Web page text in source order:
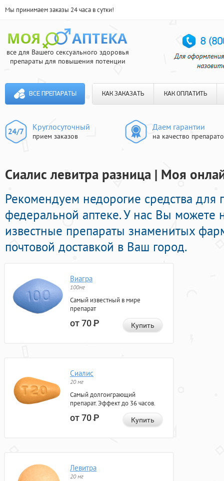
Мы принимаем заказы 24 часа в сутки!
все для Вашего сексуального здоровья
препараты для повышения потенции
ВСЕ ПРЕПАРАТЫ КАК ЗАКАЗАТЬ КАК ОПЛАТИТЬ
Круглосуточный
прием заказов
Даем гарантии
на качество
Сиалис левитра разница | Моя
Рекомендуем недорогие средства для
федеральной аптеке. У нас Вы можете
известные препараты знаменитых
почтовой доставкой в Ваш город.
Виагра
100мг
Самый известный в мире
препарат
от 70Р Купить
Сиалис
20 мг
Самый долгоиграющий
препарат. Эффект до 36 часов.
от 70Р Купить
Левитра
20 мг